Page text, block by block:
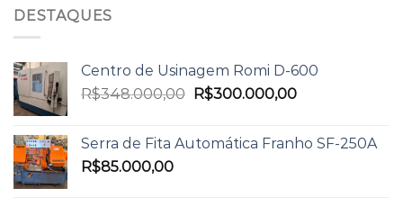
DESTAQUES
Centro de Usinagem Romi D-600
R$348.000,00 R$300.000,00
Serra de Fita Automática Franho SF-250A
R$85.000,00